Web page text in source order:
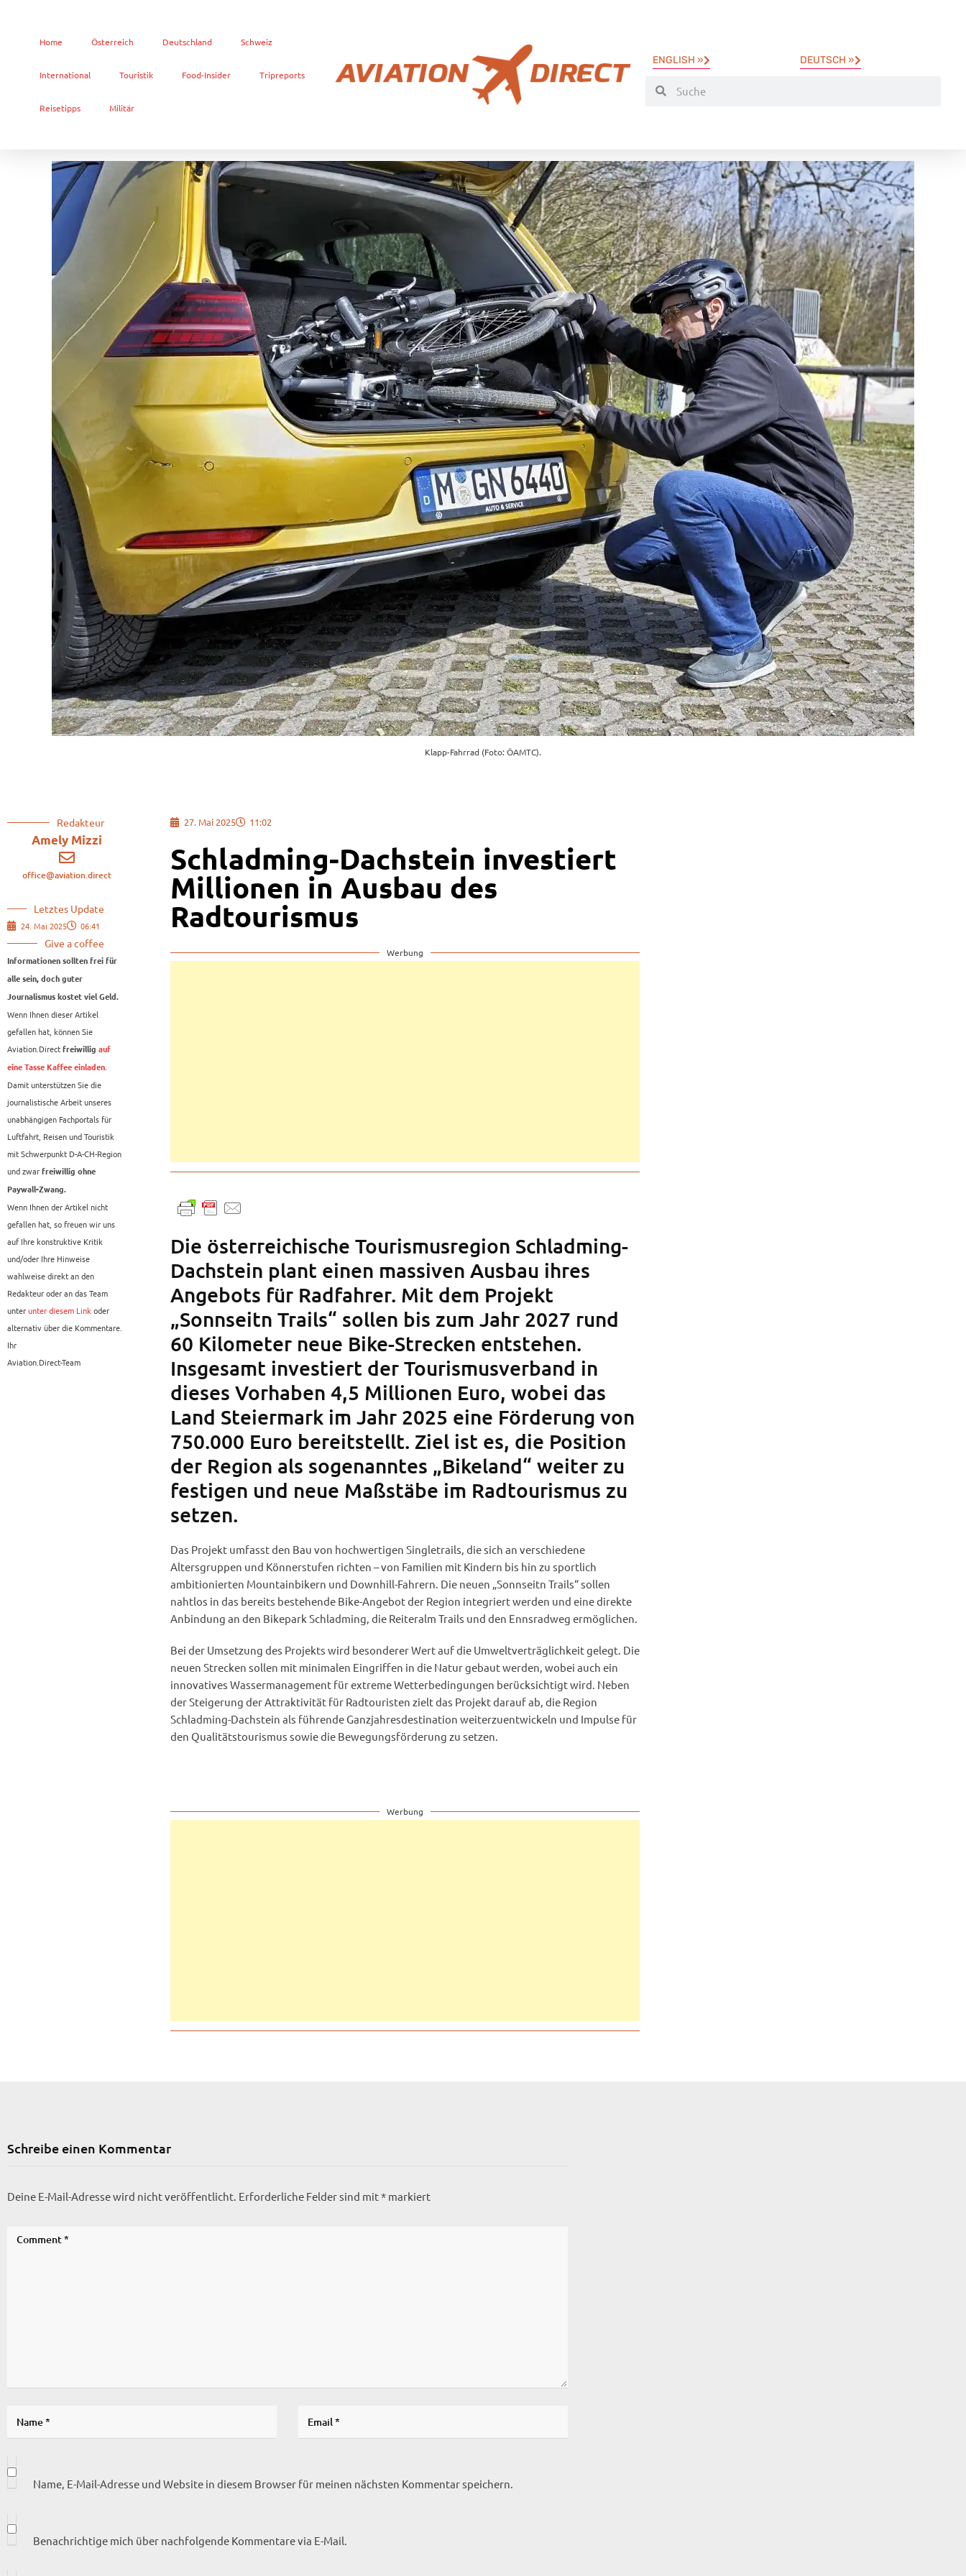
Home Österreich Deutschland Schweiz
International Touristik Food-Insider Tripreports
Reisetipps Militär
ENGLISH » DEUTSCH »
Klapp-Fahrrad (Foto: ÖAMTC).
Redakteur
Amely Mizzi
office@aviation.direct
Letztes Update
24. Mai 2025 06:41
Give a coffee
Informationen sollten frei für
alle sein, doch guter
Journalismus kostet viel Geld.
Wenn Ihnen dieser Artikel
gefallen hat, können Sie
Aviation.Direct freiwillig auf
eine Tasse Kaffee einladen.
Damit unterstützen Sie die
journalistische Arbeit unseres
unabhängigen Fachportals für
Luftfahrt, Reisen und Touristik
mit Schwerpunkt D-A-CH-Region
und zwar freiwillig ohne
Paywall-Zwang.
Wenn Ihnen der Artikel nicht
gefallen hat, so freuen wir uns
auf Ihre konstruktive Kritik
und/oder Ihre Hinweise
wahlweise direkt an den
Redakteur oder an das Team
unterunter diesem Linkoder
alternativ über die Kommentare.
Ihr
Aviation.Direct-Team
27. Mai 2025 11:02
Schladming-Dachstein investiert
Millionen in Ausbau des
Radtourismus
Werbung
Die österreichische Tourismusregion Schladming-
Dachstein plant einen massiven Ausbau ihres
Angebots für Radfahrer. Mit dem Projekt
„Sonnseitn Trails“ sollen bis zum Jahr 2027 rund
60 Kilometer neue Bike-Strecken entstehen.
Insgesamt investiert der Tourismusverband in
dieses Vorhaben 4,5 Millionen Euro, wobei das
Land Steiermark im Jahr 2025 eine Förderung von
750.000 Euro bereitstellt. Ziel ist es, die Position
der Region als sogenanntes „Bikeland“ weiter zu
festigen und neue Maßstäbe im Radtourismus zu
setzen.
Das Projekt umfasst den Bau von hochwertigen Singletrails, die sich an verschiedene
Altersgruppen und Könnerstufen richten – von Familien mit Kindern bis hin zu sportlich
ambitionierten Mountainbikern und Downhill-Fahrern. Die neuen „Sonnseitn Trails“ sollen
nahtlos in das bereits bestehende Bike-Angebot der Region integriert werden und eine direkte
Anbindung an den Bikepark Schladming, die Reiteralm Trails und den Ennsradweg ermöglichen.
Bei der Umsetzung des Projekts wird besonderer Wert auf die Umweltverträglichkeit gelegt. Die
neuen Strecken sollen mit minimalen Eingriffen in die Natur gebaut werden, wobei auch ein
innovatives Wassermanagement für extreme Wetterbedingungen berücksichtigt wird. Neben
der Steigerung der Attraktivität für Radtouristen zielt das Projekt darauf ab, die Region
Schladming-Dachstein als führende Ganzjahresdestination weiterzuentwickeln und Impulse für
den Qualitätstourismus sowie die Bewegungsförderung zu setzen.
Werbung
Schreibe einen Kommentar
Deine E-Mail-Adresse wird nicht veröffentlicht. Erforderliche Felder sind mit* markiert
Name, E-Mail-Adresse und Website in diesem Browser für meinen nächsten Kommentar speichern.
Benachrichtige mich über nachfolgende Kommentare via E-Mail.